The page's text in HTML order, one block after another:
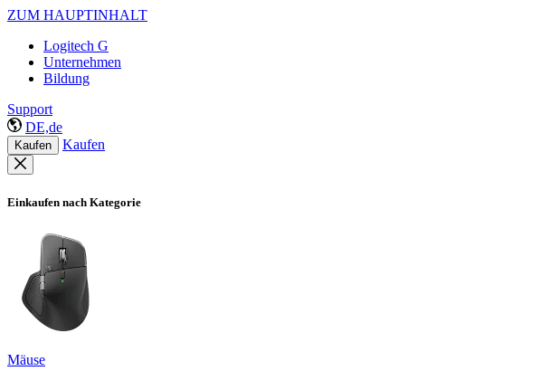
ZUM HAUPTINHALT
Logitech G
Unternehmen
Bildung
Support
DE,de
Kaufen Kaufen
Einkaufen nach Kategorie
Mäuse